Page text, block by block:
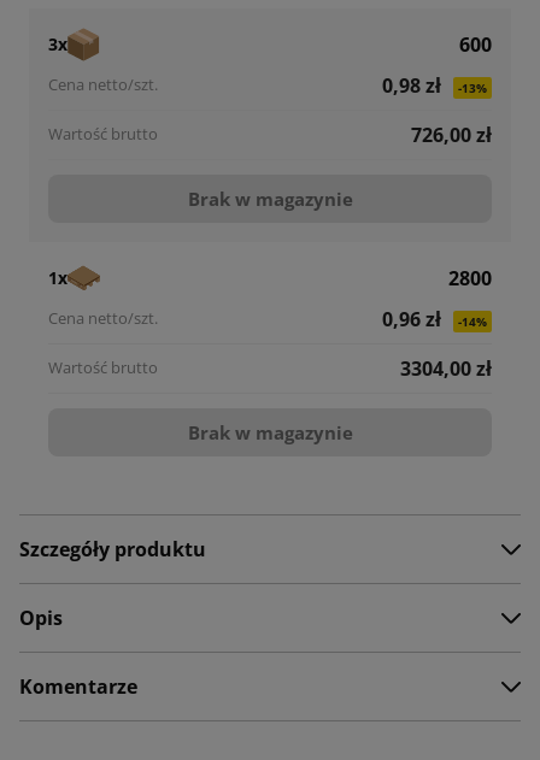
3x
600
0,98 zł
-13%
726,00 zł
Brak w magazynie
1x
2800
0,96 zł
-14%
3304,00 zł
Brak w magazynie
Szczegóły produktu
Opis
Komentarze